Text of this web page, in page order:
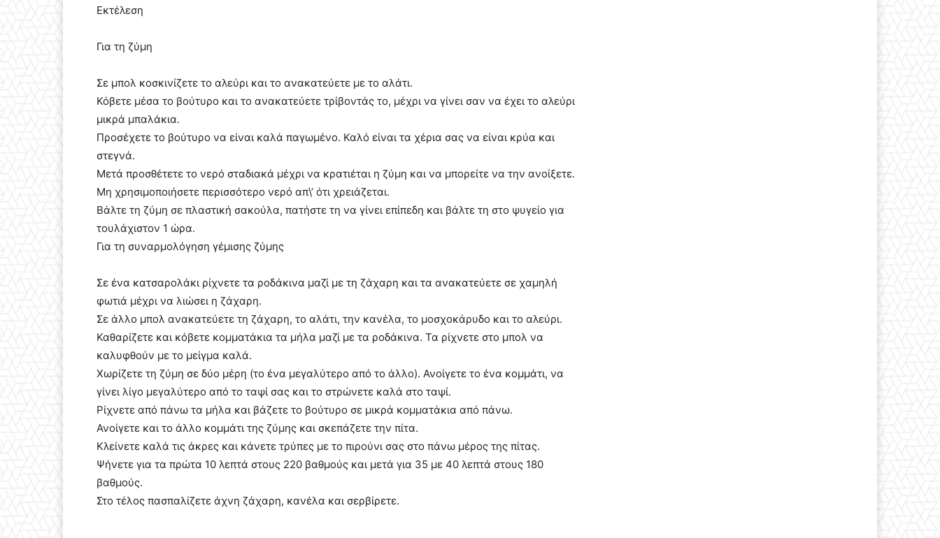
Εκτέλεση
Για τη ζύμη
Σε μπολ κοσκινίζετε το αλεύρι και το ανακατεύετε με το αλάτι.
Κόβετε μέσα το βούτυρο και το ανακατεύετε τρίβοντάς το, μέχρι να γίνει σαν να έχει το αλεύρι
μικρά μπαλάκια.
Προσέχετε το βούτυρο να είναι καλά παγωμένο. Καλό είναι τα χέρια σας να είναι κρύα και
στεγνά.
Μετά προσθέτετε το νερό σταδιακά μέχρι να κρατιέται η ζύμη και να μπορείτε να την ανοίξετε.
Μη χρησιμοποιήσετε περισσότερο νερό απ\’ ότι χρειάζεται.
Βάλτε τη ζύμη σε πλαστική σακούλα, πατήστε τη να γίνει επίπεδη και βάλτε τη στο ψυγείο για
τουλάχιστον 1 ώρα.
Για τη συναρμολόγηση γέμισης ζύμης
Σε ένα κατσαρολάκι ρίχνετε τα ροδάκινα μαζί με τη ζάχαρη και τα ανακατεύετε σε χαμηλή
φωτιά μέχρι να λιώσει η ζάχαρη.
Σε άλλο μπολ ανακατεύετε τη ζάχαρη, το αλάτι, την κανέλα, το μοσχοκάρυδο και το αλεύρι.
Καθαρίζετε και κόβετε κομματάκια τα μήλα μαζί με τα ροδάκινα. Τα ρίχνετε στο μπολ να
καλυφθούν με το μείγμα καλά.
Χωρίζετε τη ζύμη σε δύο μέρη (το ένα μεγαλύτερο από το άλλο). Ανοίγετε το ένα κομμάτι, να
γίνει λίγο μεγαλύτερο από το ταψί σας και το στρώνετε καλά στο ταψί.
Ρίχνετε από πάνω τα μήλα και βάζετε το βούτυρο σε μικρά κομματάκια από πάνω.
Ανοίγετε και το άλλο κομμάτι της ζύμης και σκεπάζετε την πίτα.
Κλείνετε καλά τις άκρες και κάνετε τρύπες με το πιρούνι σας στο πάνω μέρος της πίτας.
Ψήνετε για τα πρώτα 10 λεπτά στους 220 βαθμούς και μετά για 35 με 40 λεπτά στους 180
βαθμούς.
Στο τέλος πασπαλίζετε άχνη ζάχαρη, κανέλα και σερβίρετε.